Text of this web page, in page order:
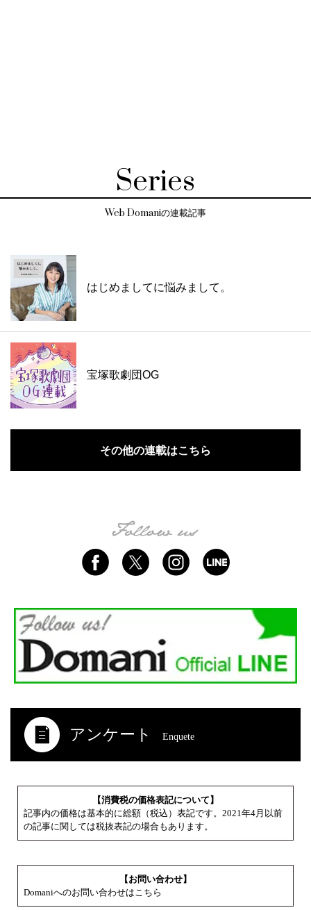
Series
Web Domaniの連載記事
はじめましてに悩みまして。
宝塚歌劇団OG
その他の連載はこちら
アンケート Enquete
【消費税の価格表記について】
記事内の価格は基本的に総額（税込）表記です。2021年4月以前
の記事に関しては税抜表記の場合もあります。
【お問い合わせ】
Domaniへのお問い合わせはこちら